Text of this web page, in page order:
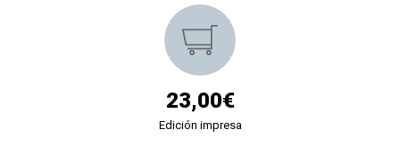
23,00€
Edición impresa